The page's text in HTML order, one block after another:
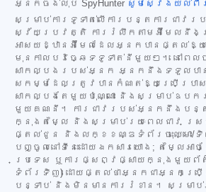
អ្នកចង់លុប SpyHunter សូមស្វែងយល់ពី
សម្រាប់ការទូទាត់លើការបន្តការជាវ
ស្វ័យប្រវត្តិ ការរំលឹកតាមអ៊ីមែលនឹងត្
អាសយដ្ឋានអ៊ីមែលដែលអ្នកបានផ្តល់ឱ្យន
មុនកាលបរិច្ឆេទទូទាត់នីមួយៗ។ នៅពេលច
សាកល្បងរបស់អ្នក អ្នកនឹងទទួលបា
សកម្មដែលត្រូវបានកំណត់ឱ្យប្រើប្រាស់
សាកល្បងតែមួយប៉ុណ្ណោះ និងសម្រាប់ឧបក
មួយគណនី។ ការជាវរបស់អ្នកនឹងបន្
ក្នុងតម្លៃ និងសម្រាប់រយៈពេលជាវ ស្រ
ផ្តល់ជូន និងលក្ខខណ្ឌទំព័រចុះឈ្មោះ/ទិ
បញ្ចូលនៅទីនេះដោយឯកសារយោង; តម្លៃអា
ប្រទេស ឬការផ្សព្វផ្សាយក្នុងមួយព័
ទំព័រទិញ) ដោយផ្តល់ថាអ្នកជាអ្នកប្រើ
បន្ទាប់ និងមិនមានការរំខាន។ សម្រា